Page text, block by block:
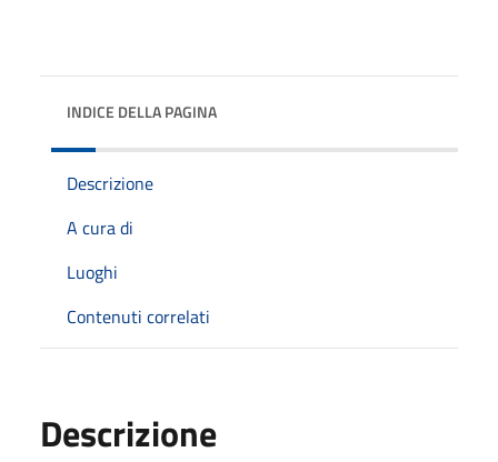
INDICE DELLA PAGINA
Descrizione
A cura di
Luoghi
Contenuti correlati
Descrizione